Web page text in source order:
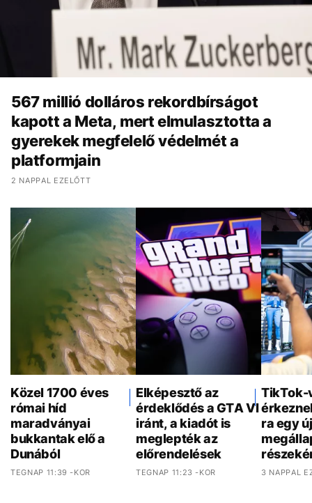
567 millió dolláros rekordbírságot
kapott a Meta, mert elmulasztotta a
gyerekek megfelelő védelmét a
platformjain
2 NAPPAL EZELŐTT
Közel 1700 éves
római híd
maradványai
bukkantak elő a
Dunából
TEGNAP 11:39 -KOR
Elképesztő az
érdeklődés a GTA VI
iránt, a kiadót is
meglepték az
előrendelések
TEGNAP 11:23 -KOR
TikTok-
ra egy új
3 NAPPAL